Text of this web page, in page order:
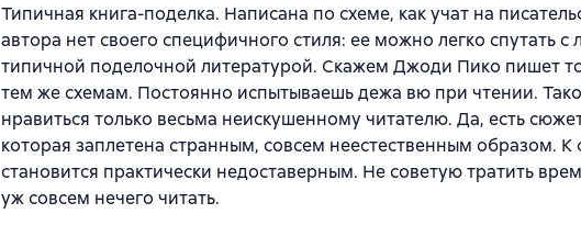
Типичная книга-поделка. Написана по схеме, как учат на
автора нет своего специфичного стиля: ее можно легко спутать с
типичной поделочной литературой. Скажем Джоди Пико пишет
тем же схемам. Постоянно испытываешь дежа вю при чтении.
нравиться только весьма неискушенному читателю. Да, есть
которая заплетена странным, совсем неестественным образом. К
становится практически недоставерным. Не советую тратить
уж совсем нечего читать.